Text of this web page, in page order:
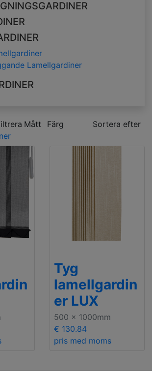
Lamellgardiner
Mått Färg
Sortera efter
Tyg
lamellgardin
er LUX
500 x 1000mm
€ 130.84
pris med moms